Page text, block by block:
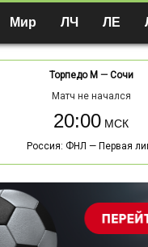
Мир ЛЧ ЛЕ
Торпедо М — Сочи
Матч не начался
20:00
Россия: ФНЛ — Первая